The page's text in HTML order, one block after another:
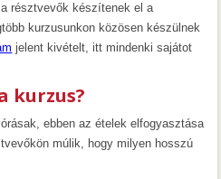
résztvevők készítenek el a
kurzusunkon közösen készülnek
jelent kivételt, itt mindenki sajátot
kurzus?
ebben az ételek elfogyasztása
múlik, hogy milyen hosszú